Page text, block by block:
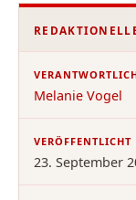
Melanie Vogel
VERÖFFENTLICHT
23. September